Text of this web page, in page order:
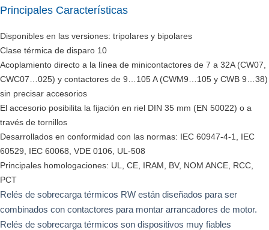
Principales Características
Disponibles en las versiones: tripolares y bipolares
Clase térmica de disparo 10
Acoplamiento directo a la línea de minicontactores de 7 a 32A (CW07,
CWC07…025) y contactores de 9…105 A (CWM9…105 y CWB 9…38)
sin precisar accesorios
El accesorio posibilita la fijación en riel DIN 35 mm (EN 50022) o a
través de tornillos
Desarrollados en conformidad con las normas: IEC 60947-4-1, IEC
60529, IEC 60068, VDE 0106, UL-508
Principales homologaciones: UL, CE, IRAM, BV, NOM ANCE, RCC,
PCT
Relés de sobrecarga térmicos RW están diseñados para ser
combinados con contactores para montar arrancadores de motor.
Relés de sobrecarga térmicos son dispositivos muy fiables